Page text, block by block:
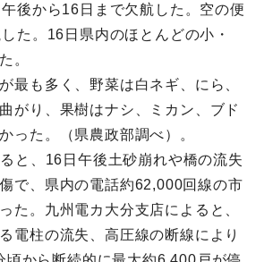
後から16日まで欠航した。空の便
た。16日県内のほとんどの小・
。
最も多く、野菜は白ネギ、にら、
がり、果樹はナシ、ミカン、ブド
った。（県農政部調べ）。
と、16日午後土砂崩れや橋の流失
で、県内の電話約62,000回線の市
た。九州電カ大分支店によると、
電柱の流失、高圧線の断線により